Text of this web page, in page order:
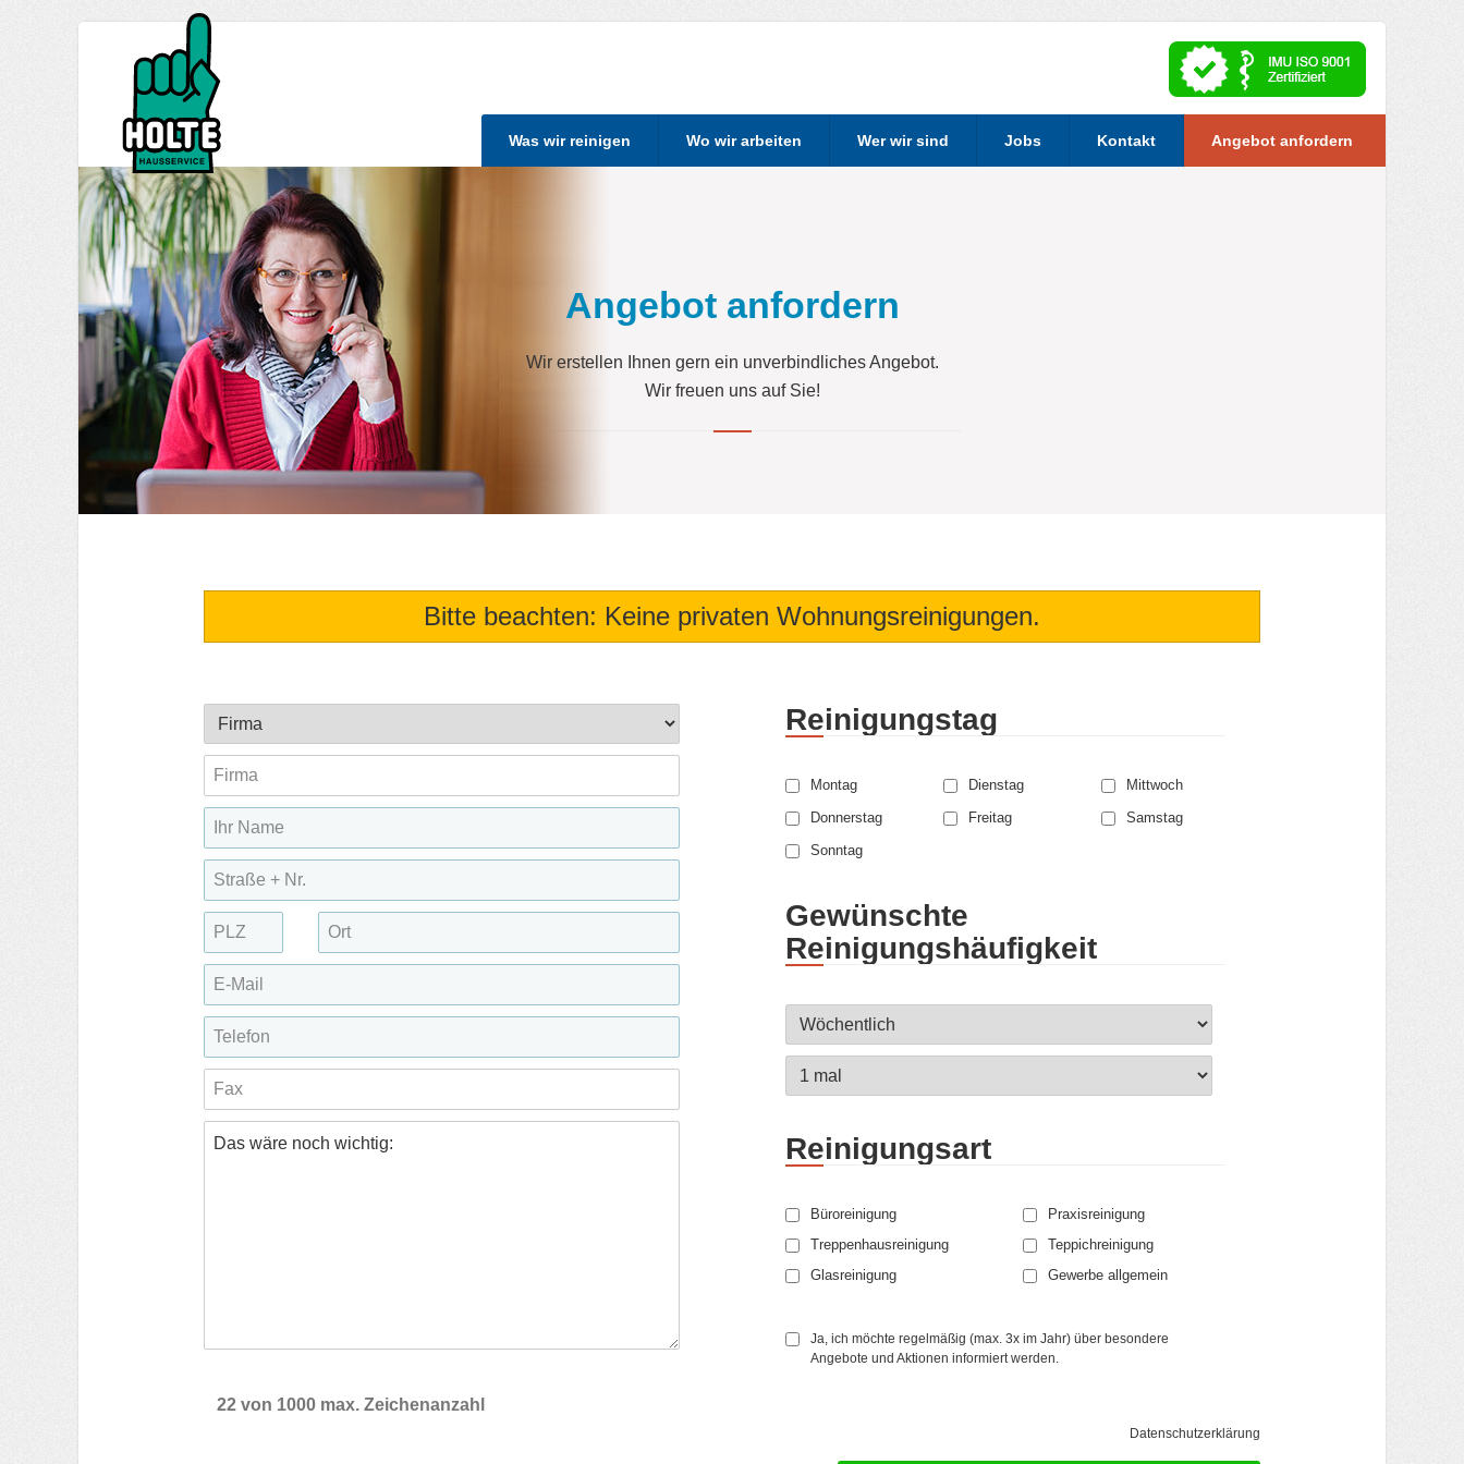
Was wir reinigen Wo wir arbeiten Wer wir sind Jobs Kontakt Angebot anfordern
Angebot anfordern
Wir erstellen Ihnen gern ein unverbindliches Angebot.
Wir freuen uns auf Sie!
Bitte beachten: Keine privaten Wohnungsreinigungen.
22 von 1000 max. Zeichenanzahl
Reinigungstag
Montag Dienstag Mittwoch
Donnerstag Freitag Samstag
Sonntag
Gewünschte
Reinigungshäufigkeit
Reinigungsart
Büroreinigung
Praxisreinigung
Treppenhausreinigung
Teppichreinigung
Glasreinigung
Gewerbe allgemein
Ja, ich möchte regelmäßig (max. 3x im Jahr) über besondere
Angebote und Aktionen informiert werden.
Datenschutzerklärung
GUT